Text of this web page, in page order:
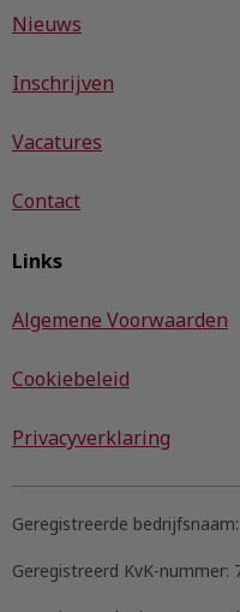
Nieuws
Inschrijven
Vacatures
Contact
Links
Algemene Voorwaarden
Cookiebeleid
Privacyverklaring
Geregistreerde bedrijfsnaam:
Geregistreerd KvK-nummer: